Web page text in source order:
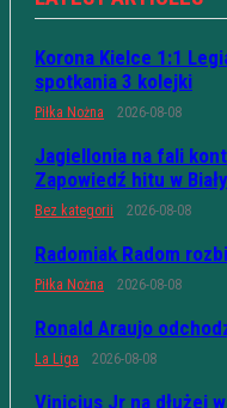
Korona Kielce 1:1
spotkania 3 kolejki
Piłka Nożna 2026-08-08
Jagiellonia na fali
Zapowiedź hitu w
Bez kategorii 2026-08-08
Radomiak Radom
Piłka Nożna 2026-08-08
Ronald Araujo
La Liga 2026-08-08
Vinicius Jr na dłużej